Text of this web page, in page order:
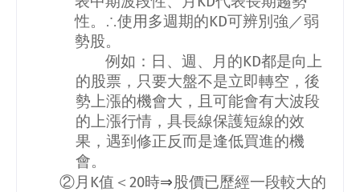
性。∴使用多週期的KD可辨別強／弱
勢股。
例如：日、週、月的KD都是向上
的股票，只要大盤不是立即轉空，後
勢上漲的機會大，且可能會有大波段
的上漲行情，具長線保護短線的效
果，遇到修正反而是逢低買進的機
會。
②月 K值＜20時⇒股價已歷經一段較大的